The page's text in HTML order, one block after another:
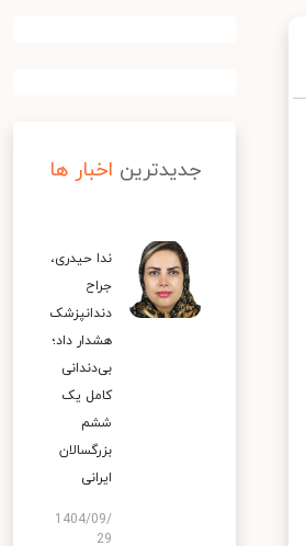
جدیدترین اخبار ها
ندا حیدری،
جراح
دندانپزشک
هشدار داد؛
بی‌دندانی
کامل یک
ششم
بزرگسالان
ایرانی
1404/09/
29